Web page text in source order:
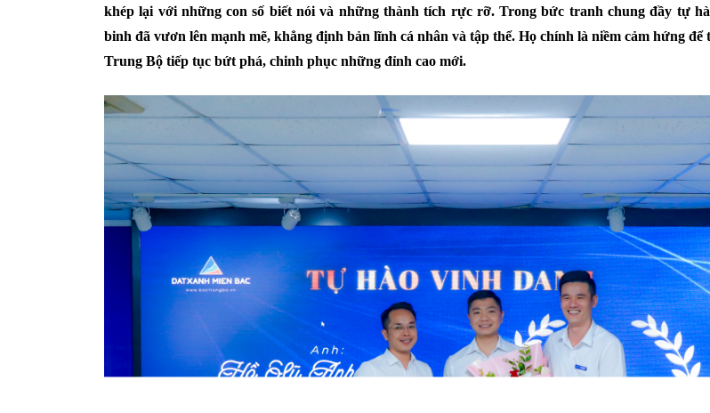
khép lại với những con số biết nói và những thành tích rực rỡ. Trong bức tranh chung đầy tự
binh đã vươn lên mạnh mẽ, khẳng định bản lĩnh cá nhân và tập thể. Họ chính là niềm cảm hứng
Trung Bộ tiếp tục bứt phá, chinh phục những đỉnh cao mới.